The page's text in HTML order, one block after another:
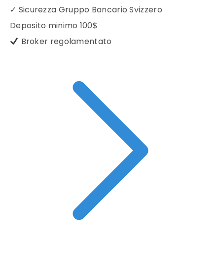
✓ Sicurezza Gruppo Bancario Svizzero
Deposito minimo 100$
Broker regolamentato